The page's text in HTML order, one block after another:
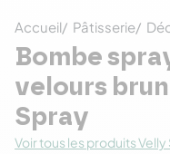
Accueil Pâtisserie
Bombe
velours
Spray
Voir tous les produits Velly